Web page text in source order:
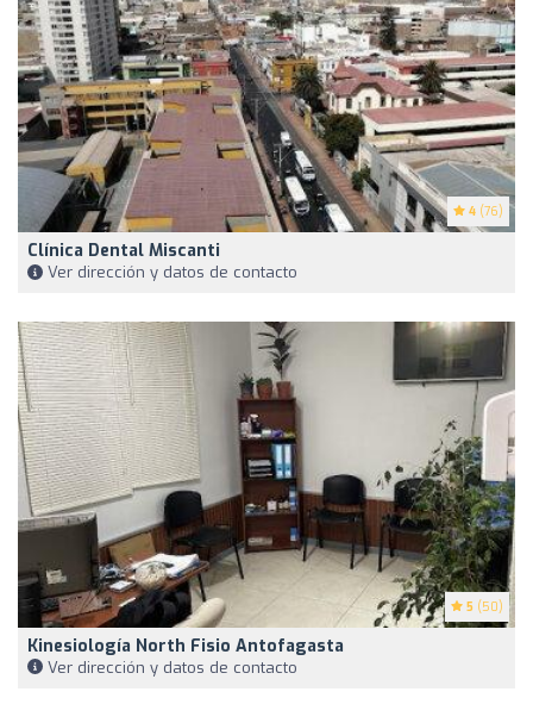
4 (76)
Clínica Dental Miscanti
Ver dirección y datos de contacto
5 (50)
Kinesiología North Fisio Antofagasta
Ver dirección y datos de contacto